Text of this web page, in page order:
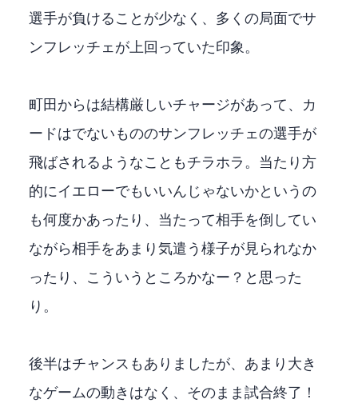
選手が負けることが少なく、多くの局面でサ
ンフレッチェが上回っていた印象。
町田からは結構厳しいチャージがあって、カ
ードはでないもののサンフレッチェの選手が
飛ばされるようなこともチラホラ。当たり方
的にイエローでもいいんじゃないかというの
も何度かあったり、当たって相手を倒してい
ながら相手をあまり気遣う様子が見られなか
ったり、こういうところかなー？と思った
り。
後半はチャンスもありましたが、あまり大き
なゲームの動きはなく、そのまま試合終了！